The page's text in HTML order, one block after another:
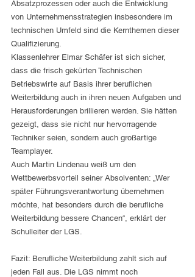
Absatzprozessen oder auch die Entwicklung
von Unternehmensstrategien insbesondere im
technischen Umfeld sind die Kernthemen dieser
Qualifizierung.
Klassenlehrer Elmar Schäfer ist sich sicher,
dass die frisch gekürten Technischen
Betriebswirte auf Basis ihrer beruflichen
Weiterbildung auch in ihren neuen Aufgaben und
Herausforderungen brillieren werden. Sie hätten
gezeigt, dass sie nicht nur hervorragende
Techniker seien, sondern auch großartige
Teamplayer.
Auch Martin Lindenau weiß um den
Wettbewerbsvorteil seiner Absolventen: „Wer
später Führungsverantwortung übernehmen
möchte, hat besonders durch die berufliche
Weiterbildung bessere Chancen“, erklärt der
Schulleiter der LGS.
Fazit: Berufliche Weiterbildung zahlt sich auf
jeden Fall aus. Die LGS nimmt noch